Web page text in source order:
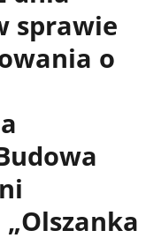
sprawie
o